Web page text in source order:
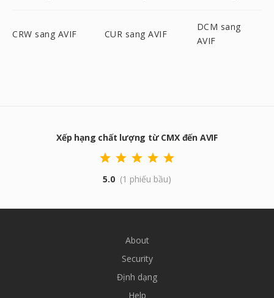
CRW sang AVIF CUR sang AVIF
DCM sang
AVIF
Xếp hạng chất lượng từ CMX đến AVIF
5.0 (1 phiếu bầu)
About
Security
Định dạng
Help